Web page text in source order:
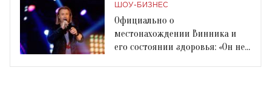
ШОУ-БИЗНЕС
Официально о
местонахождении Винника и
его состоянии здоровья: «Он не